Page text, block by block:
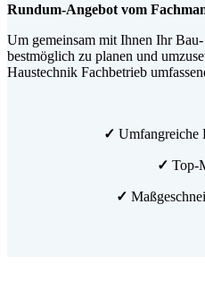
Rundum-Angebot vom
Um gemeinsam mit Ihnen Ihr
bestmöglich zu planen und
Haustechnik Fachbetrieb
✓ Umfangreiche
✓ Top-
✓